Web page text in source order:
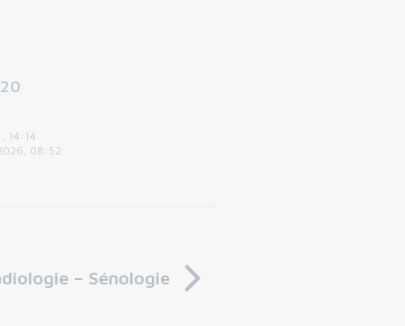
20
14:14
08:52
– Sénologie